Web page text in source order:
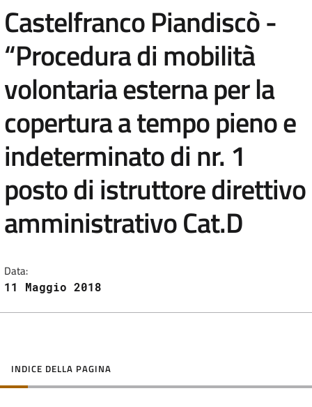
Castelfranco Piandiscò -
“Procedura di mobilità
volontaria esterna per la
copertura a tempo pieno e
indeterminato di nr. 1
posto di istruttore direttivo
amministrativo Cat.D
Data:
11 Maggio 2018
INDICE DELLA PAGINA